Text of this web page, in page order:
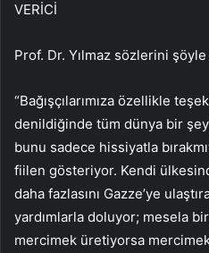
VERİCİ
Prof. Dr. Yılmaz sözlerini şöyle
“Bağışçılarımıza özellikle
denildiğinde tüm dünya bir
bunu sadece hissiyatla
fiilen gösteriyor. Kendi
daha fazlasını Gazze’ye
yardımlarla doluyor; mesela
mercimek üretiyorsa